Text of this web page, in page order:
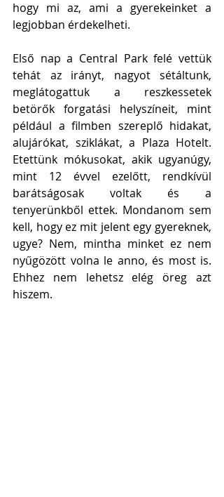
hogy mi az, ami a gyerekeinket a
legjobban érdekelheti.
Első nap a Central Park felé vettük
tehát az irányt, nagyot sétáltunk,
meglátogattuk a reszkessetek
betörők forgatási helyszíneit, mint
például a filmben szereplő hidakat,
alujárókat, sziklákat, a Plaza Hotelt.
Etettünk mókusokat, akik ugyanúgy,
mint 12 évvel ezelőtt, rendkívül
barátságosak voltak és a
tenyerünkből ettek. Mondanom sem
kell, hogy ez mit jelent egy gyereknek,
ugye? Nem, mintha minket ez nem
nyűgözött volna le anno, és most is.
Ehhez nem lehetsz elég öreg azt
hiszem.